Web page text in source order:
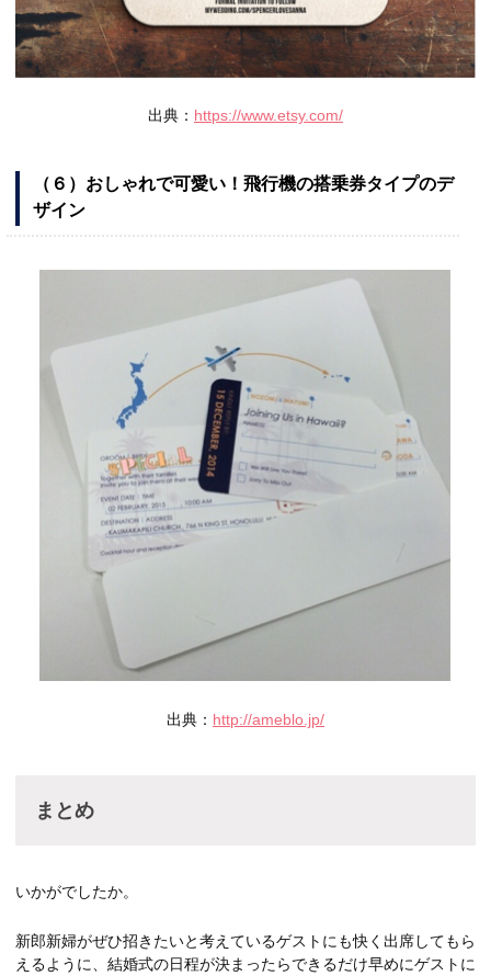
出典： https://www.etsy.com/
（６）おしゃれで可愛い！飛行機の搭乗券タイプのデ
ザイン
出典： http://ameblo.jp/
まとめ
いかがでしたか。
新郎新婦がぜひ招きたいと考えているゲストにも快く出席してもら
えるように、結婚式の日程が決まったらできるだけ早めにゲストに